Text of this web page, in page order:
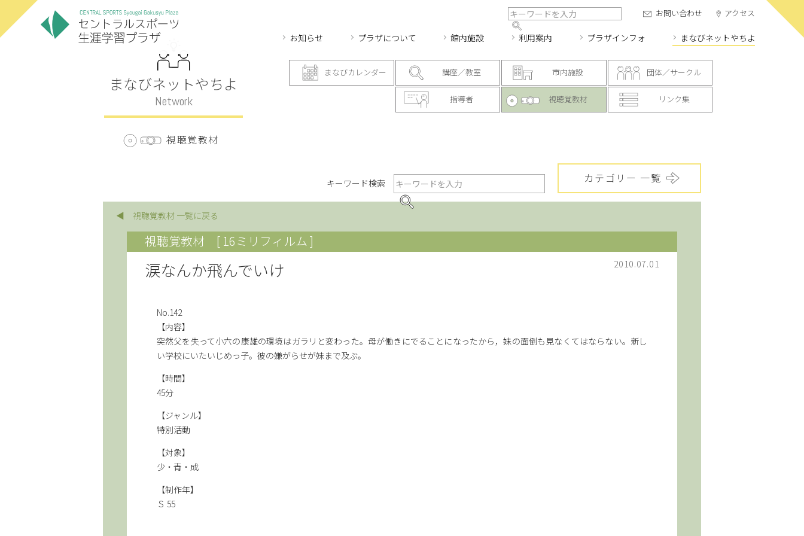
お知らせ プラザについて 館内施設 利用案内 プラザインフォ まなびネットやちよ
お問い合わせ アクセス
まなびネットやちよ
Network
視聴覚教材
まなびカレンダー 講座／教室 市内施設 団体／サークル
指導者 視聴覚教材 リンク集
キーワード検索 カテゴリー 一覧
◀ 視聴覚教材 一覧に戻る
視聴覚教材 [ 16ミリフィルム ]
2010.07.01
涙なんか飛んでいけ
No.142
【内容】
突然父を失って小六の康雄の環境はガラリと変わった。母が働きにでることになったから，妹の面倒も見なくてはならない。新し
い学校にいたいじめっ子。彼の嫌がらせが妹まで及ぶ。
【時間】
45分
【ジャンル】
特別活動
【対象】
少・青・成
【制作年】
Ｓ 55